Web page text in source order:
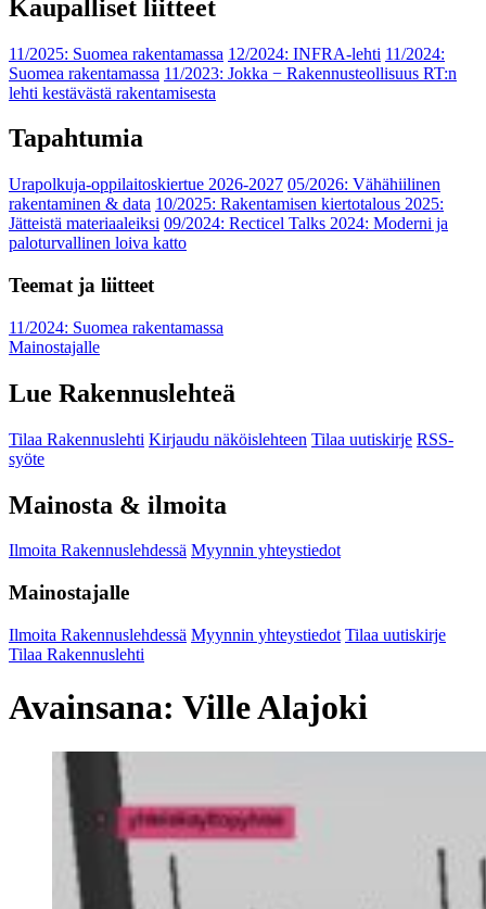
Kaupalliset liitteet
11/2025: Suomea rakentamassa 12/2024: INFRA-lehti 11/2024:
Suomea rakentamassa 11/2023: Jokka − Rakennusteollisuus RT:n
lehti kestävästä rakentamisesta
Tapahtumia
Urapolkuja-oppilaitoskiertue 2026-2027 05/2026: Vähähiilinen
rakentaminen & data 10/2025: Rakentamisen kiertotalous 2025:
Jätteistä materiaaleiksi 09/2024: Recticel Talks 2024: Moderni ja
paloturvallinen loiva katto
Teemat ja liitteet
11/2024: Suomea rakentamassa
Mainostajalle
Lue Rakennuslehteä
Tilaa Rakennuslehti Kirjaudu näköislehteen Tilaa uutiskirje RSS-
syöte
Mainosta & ilmoita
Ilmoita Rakennuslehdessä Myynnin yhteystiedot
Mainostajalle
Ilmoita Rakennuslehdessä Myynnin yhteystiedot Tilaa uutiskirje
Tilaa Rakennuslehti
Avainsana: Ville Alajoki